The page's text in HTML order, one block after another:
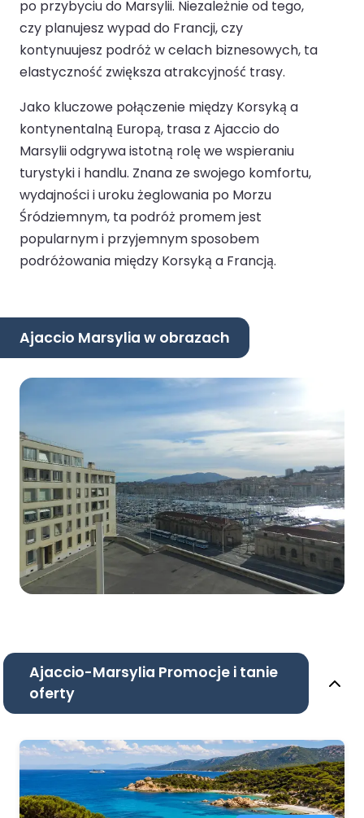
po przybyciu do Marsylii. Niezależnie od tego,
czy planujesz wypad do Francji, czy
kontynuujesz podróż w celach biznesowych, ta
elastyczność zwiększa atrakcyjność trasy.
Jako kluczowe połączenie między Korsyką a
kontynentalną Europą, trasa z Ajaccio do
Marsylii odgrywa istotną rolę we wspieraniu
turystyki i handlu. Znana ze swojego komfortu,
wydajności i uroku żeglowania po Morzu
Śródziemnym, ta podróż promem jest
popularnym i przyjemnym sposobem
podróżowania między Korsyką a Francją.
Ajaccio Marsylia w obrazach
Ajaccio-Marsylia Promocje i tanie
oferty